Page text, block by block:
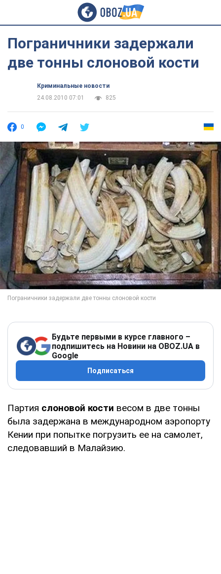
Пограничники задержали
две тонны слоновой кости
Криминальные новости
24.08.2010 07:01
825
0
Будьте первыми в курсе главного –
подпишитесь на Новини на OBOZ.UA в
Google
Подписаться
Партия слоновой кости весом в две тонны
была задержана в международном аэропорту
Кении при попытке погрузить ее на самолет,
следовавший в Малайзию.